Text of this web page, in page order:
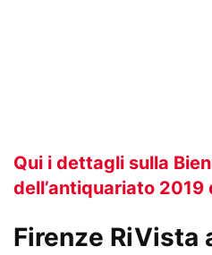
Qui i dettagli sulla
dell’antiquariato 2019
Firenze RiVista